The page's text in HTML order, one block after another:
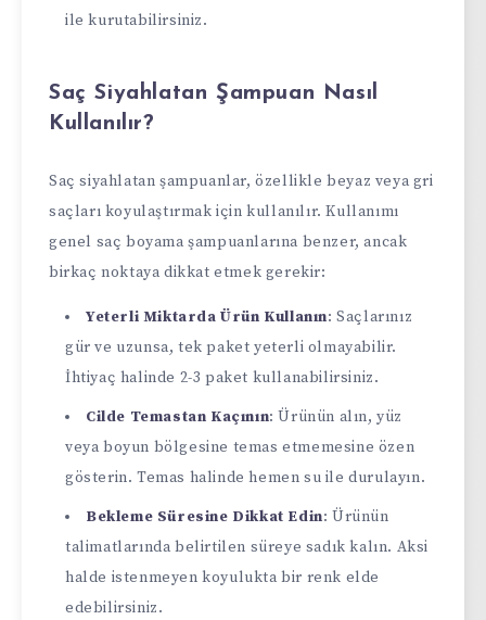
ile kurutabilirsiniz.
Saç Siyahlatan Şampuan Nasıl
Kullanılır?
Saç siyahlatan şampuanlar, özellikle beyaz veya gri
saçları koyulaştırmak için kullanılır. Kullanımı
genel saç boyama şampuanlarına benzer, ancak
birkaç noktaya dikkat etmek gerekir:
Yeterli Miktarda Ürün Kullanın: Saçlarınız
gür ve uzunsa, tek paket yeterli olmayabilir.
İhtiyaç halinde 2-3 paket kullanabilirsiniz.
Cilde Temastan Kaçının: Ürünün alın, yüz
veya boyun bölgesine temas etmemesine özen
gösterin. Temas halinde hemen su ile durulayın.
Bekleme Süresine Dikkat Edin: Ürünün
talimatlarında belirtilen süreye sadık kalın. Aksi
halde istenmeyen koyulukta bir renk elde
edebilirsiniz.